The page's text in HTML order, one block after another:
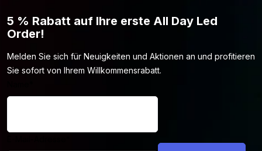
5 % Rabatt auf Ihre erste All Day Led
Order!
Melden Sie sich für Neuigkeiten und Aktionen an und profitieren
Sie sofort von Ihrem Willkommensrabatt.